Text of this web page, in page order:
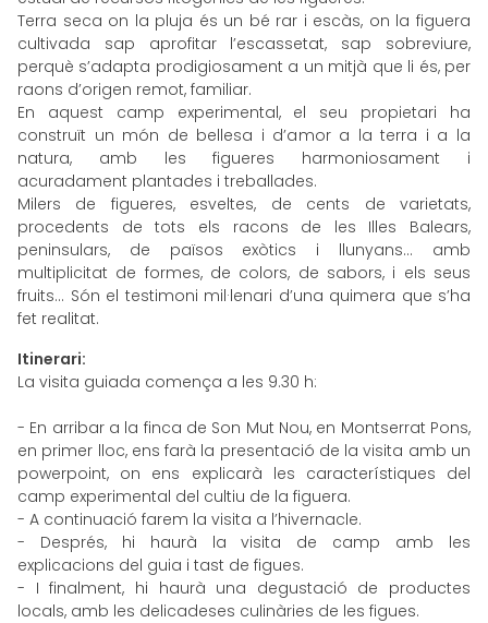
Terra seca on la pluja és un bé rar i escàs, on la figuera
cultivada sap aprofitar l’escassetat, sap sobreviure,
perquè s’adapta prodigiosament a un mitjà que li és, per
raons d’origen remot, familiar.
En aquest camp experimental, el seu propietari ha
construït un món de bellesa i d’amor a la terra i a la
natura, amb les figueres harmoniosament i
acuradament plantades i treballades.
Milers de figueres, esveltes, de cents de varietats,
procedents de tots els racons de les Illes Balears,
peninsulars, de països exòtics i llunyans... amb
multiplicitat de formes, de colors, de sabors, i els seus
fruits... Són el testimoni mil·lenari d’una quimera que s’ha
fet realitat.
Itinerari:
La visita guiada comença a les 9.30 h:
- En arribar a la finca de Son Mut Nou, en Montserrat Pons,
en primer lloc, ens farà la presentació de la visita amb un
powerpoint, on ens explicarà les característiques del
camp experimental del cultiu de la figuera.
- A continuació farem la visita a l’hivernacle.
- Després, hi haurà la visita de camp amb les
explicacions del guia i tast de figues.
- I finalment, hi haurà una degustació de productes
locals, amb les delicadeses culinàries de les figues.